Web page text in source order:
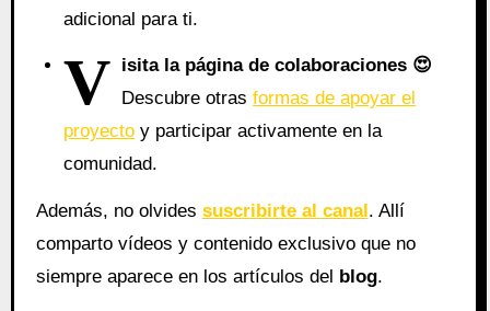
adicional para ti.
V isita la página de colaboraciones 😍
Descubre otrasformas de apoyar el
proyecto y participar activamente en la
comunidad.
Además, no olvides suscribirte al canal. Allí
comparto vídeos y contenido exclusivo que no
siempre aparece en los artículos del blog.